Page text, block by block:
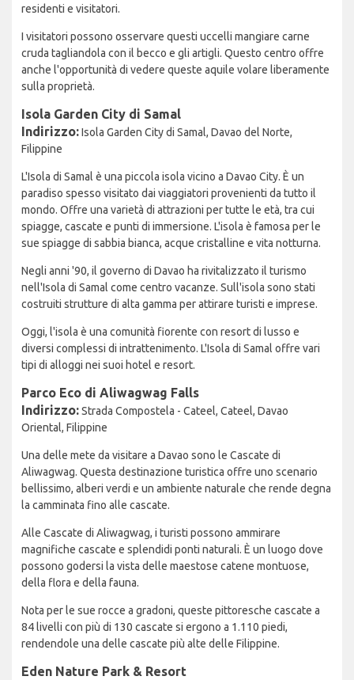
residenti e visitatori.
I visitatori possono osservare questi uccelli mangiare carne
cruda tagliandola con il becco e gli artigli. Questo centro offre
anche l'opportunità di vedere queste aquile volare liberamente
sulla proprietà.
Isola Garden City di Samal
Indirizzo:Isola Garden City di Samal, Davao del Norte,
Filippine
L'Isola di Samal è una piccola isola vicino a Davao City. È un
paradiso spesso visitato dai viaggiatori provenienti da tutto il
mondo. Offre una varietà di attrazioni per tutte le età, tra cui
spiagge, cascate e punti di immersione. L'isola è famosa per le
sue spiagge di sabbia bianca, acque cristalline e vita notturna.
Negli anni '90, il governo di Davao ha rivitalizzato il turismo
nell'Isola di Samal come centro vacanze. Sull'isola sono stati
costruiti strutture di alta gamma per attirare turisti e imprese.
Oggi, l'isola è una comunità fiorente con resort di lusso e
diversi complessi di intrattenimento. L'Isola di Samal offre vari
tipi di alloggi nei suoi hotel e resort.
Parco Eco di Aliwagwag Falls
Indirizzo:Strada Compostela - Cateel, Cateel, Davao
Oriental, Filippine
Una delle mete da visitare a Davao sono le Cascate di
Aliwagwag. Questa destinazione turistica offre uno scenario
bellissimo, alberi verdi e un ambiente naturale che rende degna
la camminata fino alle cascate.
Alle Cascate di Aliwagwag, i turisti possono ammirare
magnifiche cascate e splendidi ponti naturali. È un luogo dove
possono godersi la vista delle maestose catene montuose,
della flora e della fauna.
Nota per le sue rocce a gradoni, queste pittoresche cascate a
84 livelli con più di 130 cascate si ergono a 1.110 piedi,
rendendole una delle cascate più alte delle Filippine.
Eden Nature Park & Resort